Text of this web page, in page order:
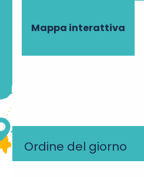
Mappa interattiva
Ordine del giorno